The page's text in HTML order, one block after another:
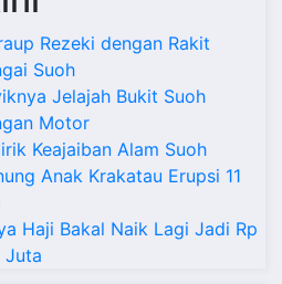
Rezeki dengan Rakit
Suoh
Jelajah Bukit Suoh
Motor
Keajaiban Alam Suoh
Anak Krakatau Erupsi 11
Haji Bakal Naik Lagi Jadi Rp
Juta